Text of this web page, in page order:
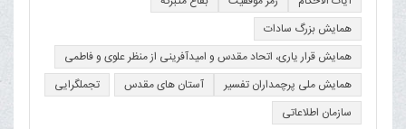
همایش بزرگ سادات
همایش قرار یاری، اتحاد مقدس و امیدآفرینی از منظر علوی و فاطمی
همایش ملی پرچمداران تفسیر
آستان های مقدس
تجملگرایی
سازمان اطلاعاتی